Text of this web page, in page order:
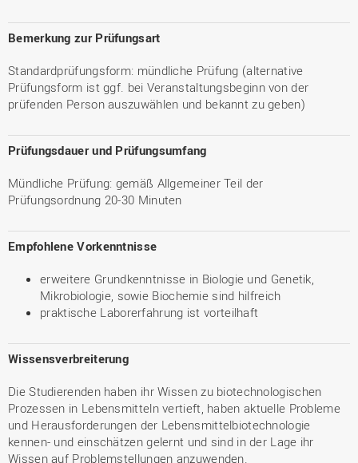
Bemerkung zur Prüfungsart
Standardprüfungsform: mündliche Prüfung (alternative
Prüfungsform ist ggf. bei Veranstaltungsbeginn von der
prüfenden Person auszuwählen und bekannt zu geben)
Prüfungsdauer und Prüfungsumfang
Mündliche Prüfung: gemäß Allgemeiner Teil der
Prüfungsordnung 20-30 Minuten
Empfohlene Vorkenntnisse
erweitere Grundkenntnisse in Biologie und Genetik,
Mikrobiologie, sowie Biochemie sind hilfreich
praktische Laborerfahrung ist vorteilhaft
Wissensverbreiterung
Die Studierenden haben ihr Wissen zu biotechnologischen
Prozessen in Lebensmitteln vertieft, haben aktuelle Probleme
und Herausforderungen der Lebensmittelbiotechnologie
kennen- und einschätzen gelernt und sind in der Lage ihr
Wissen auf Problemstellungen anzuwenden.